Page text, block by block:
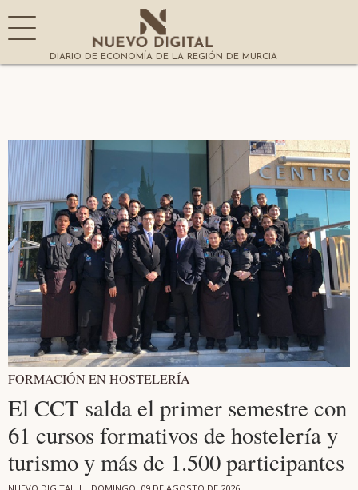
DIARIO DE ECONOMÍA DE LA REGIÓN DE MURCIA
FORMACIÓN EN HOSTELERÍA
El CCT salda el primer semestre con
61 cursos formativos de hostelería y
turismo y más de 1.500 participantes